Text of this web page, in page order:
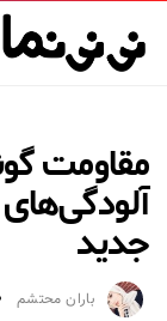
مقاومت
جدید
باران محتشم